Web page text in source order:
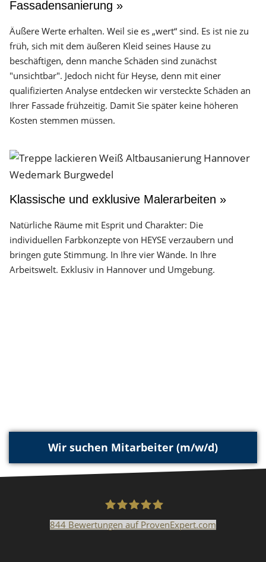
Fassadensanierung »
Äußere Werte erhalten. Weil sie es „wert“ sind. Es ist nie zu
früh, sich mit dem äußeren Kleid seines Hause zu
beschäftigen, denn manche Schäden sind zunächst
"unsichtbar". Jedoch nicht für Heyse, denn mit einer
qualifizierten Analyse entdecken wir versteckte Schäden an
Ihrer Fassade frühzeitig. Damit Sie später keine höheren
Kosten stemmen müssen.
Klassische und exklusive Malerarbeiten »
Natürliche Räume mit Esprit und Charakter: Die
individuellen Farbkonzepte von HEYSE verzaubern und
bringen gute Stimmung. In Ihre vier Wände. In Ihre
Arbeitswelt. Exklusiv in Hannover und Umgebung.
Wir suchen Mitarbeiter (m/w/d)
844 Bewertungen auf ProvenExpert.com